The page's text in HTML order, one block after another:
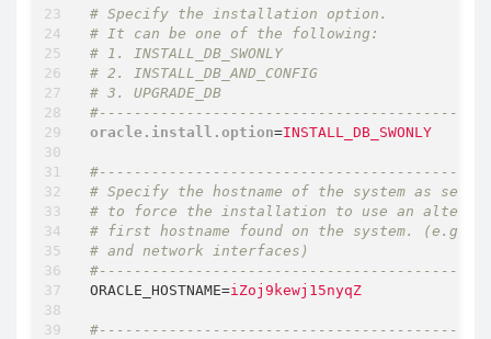
# Specify the installation option.
# It can be one of the following:
# 1. INSTALL_DB_SWONLY
# 2. INSTALL_DB_AND_CONFIG
# 3. UPGRADE_DB
oracle.install.option=INSTALL_DB_SWONLY
# Specify the hostname of the system as
# to force the installation to use an
# first hostname found on the system. (e.g.,
# and network interfaces)
ORACLE_HOSTNAME=iZoj9kewj15nyqZ